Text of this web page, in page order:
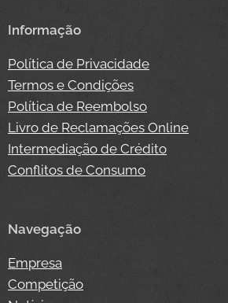
Informação
Política de Privacidade
Termos e Condições
Política de Reembolso
Livro de Reclamações Online
Intermediação de Crédito
Conflitos de Consumo
Navegação
Empresa
Competição